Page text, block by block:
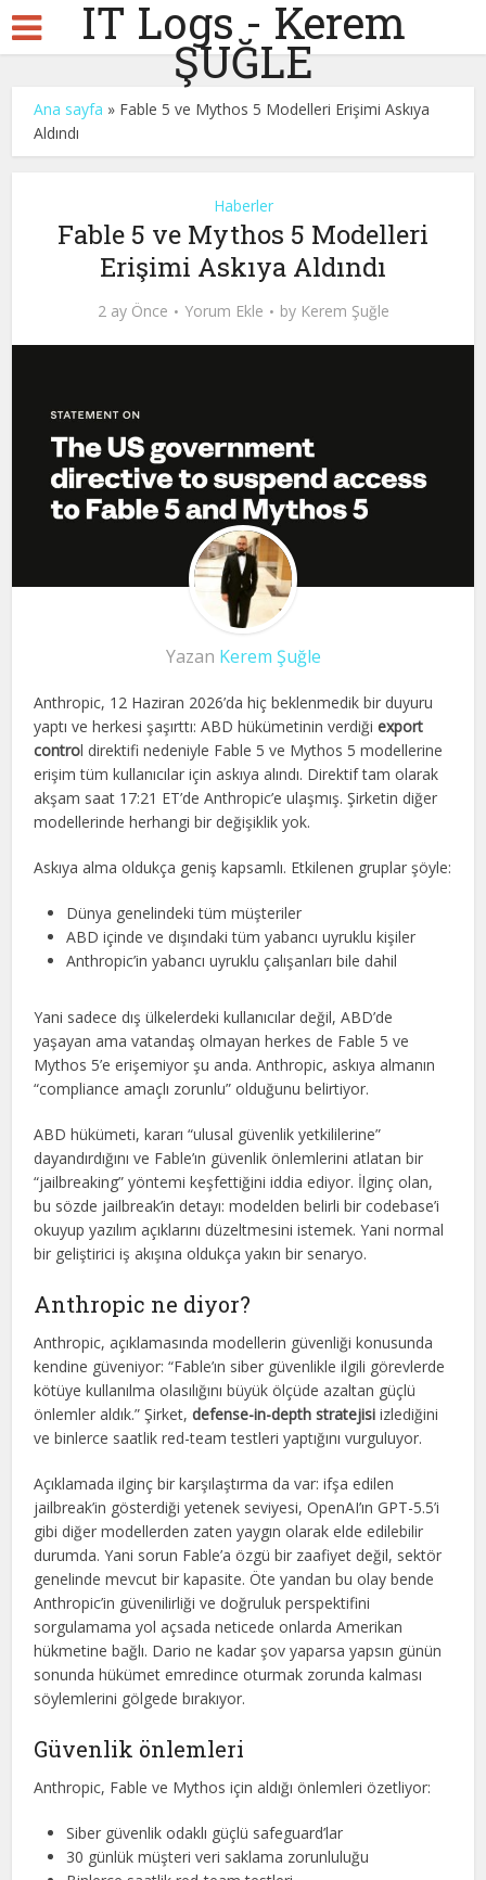
IT Logs - Kerem
ŞUĞLE
Ana sayfa » Fable 5 ve Mythos 5 Modelleri Erişimi Askıya
Aldındı
Haberler
Fable 5 ve Mythos 5 Modelleri
Erişimi Askıya Aldındı
2 ay Önce Yorum Ekle by Kerem Şuğle
Yazan Kerem Şuğle
Anthropic, 12 Haziran 2026’da hiç beklenmedik bir duyuru
yaptı ve herkesi şaşırttı: ABD hükümetinin verdiğiexport
control direktifi nedeniyle Fable 5 ve Mythos 5 modellerine
erişim tüm kullanıcılar için askıya alındı. Direktif tam olarak
akşam saat 17:21 ET’de Anthropic’e ulaşmış. Şirketin diğer
modellerinde herhangi bir değişiklik yok.
Askıya alma oldukça geniş kapsamlı. Etkilenen gruplar şöyle:
Dünya genelindeki tüm müşteriler
ABD içinde ve dışındaki tüm yabancı uyruklu kişiler
Anthropic’in yabancı uyruklu çalışanları bile dahil
Yani sadece dış ülkelerdeki kullanıcılar değil, ABD’de
yaşayan ama vatandaş olmayan herkes de Fable 5 ve
Mythos 5’e erişemiyor şu anda. Anthropic, askıya almanın
“compliance amaçlı zorunlu” olduğunu belirtiyor.
ABD hükümeti, kararı “ulusal güvenlik yetkililerine”
dayandırdığını ve Fable’ın güvenlik önlemlerini atlatan bir
“jailbreaking” yöntemi keşfettiğini iddia ediyor. İlginç olan,
bu sözde jailbreak’in detayı: modelden belirli bir codebase’i
okuyup yazılım açıklarını düzeltmesini istemek. Yani normal
bir geliştirici iş akışına oldukça yakın bir senaryo.
Anthropic ne diyor?
Anthropic, açıklamasında modellerin güvenliği konusunda
kendine güveniyor: “Fable’ın siber güvenlikle ilgili görevlerde
kötüye kullanılma olasılığını büyük ölçüde azaltan güçlü
önlemler aldık.” Şirket,defense-in-depth stratejisi izlediğini
ve binlerce saatlik red-team testleri yaptığını vurguluyor.
Açıklamada ilginç bir karşılaştırma da var: ifşa edilen
jailbreak’in gösterdiği yetenek seviyesi, OpenAI’ın GPT-5.5’i
gibi diğer modellerden zaten yaygın olarak elde edilebilir
durumda. Yani sorun Fable’a özgü bir zaafiyet değil, sektör
genelinde mevcut bir kapasite. Öte yandan bu olay bende
Anthropic’in güvenilirliği ve doğruluk perspektifini
sorgulamama yol açsada neticede onlarda Amerikan
hükmetine bağlı. Dario ne kadar şov yaparsa yapsın günün
sonunda hükümet emredince oturmak zorunda kalması
söylemlerini gölgede bırakıyor.
Güvenlik önlemleri
Anthropic, Fable ve Mythos için aldığı önlemleri özetliyor:
Siber güvenlik odaklı güçlü safeguard’lar
30 günlük müşteri veri saklama zorunluluğu